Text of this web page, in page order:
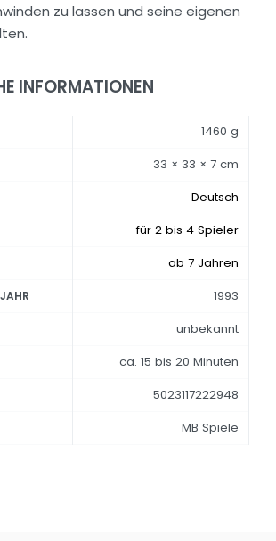
zu lassen und seine eigenen
INFORMATIONEN
1460 g
33 × 33 × 7 cm
Deutsch
für 2 bis 4 Spieler
ab 7 Jahren
1993
unbekannt
ca. 15 bis 20 Minuten
5023117222948
MB Spiele